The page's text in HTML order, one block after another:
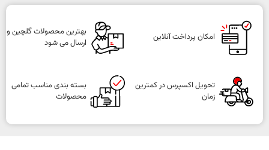
امکان پرداخت آنلاین
بهترین محصولات گلچین و
ارسال می شود
تحویل اکسپرس در کمترین
زمان
بسته بندی مناسب تمامی
محصولات